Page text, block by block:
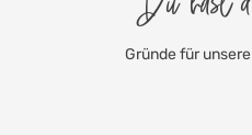
Gründe für